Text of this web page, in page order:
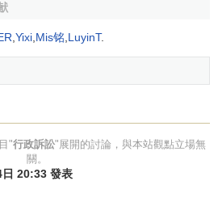
後，廢除了上述法統。從1950年開
發生行政爭議可以向法院提起訴
年10月1日公佈的《中華人民共
》第3條第2款規定：法律規定由人
規定，治安行政案件可以向法院
人民共和國第七屆全國人民代表大
、1990年10月1日起施行的《中華
進一步使行政訴訟制度化。
Yixi Mis铭 LuyinT.
"行政訴訟"展開的討論，與本站觀點立場無
關。
20:33 發表